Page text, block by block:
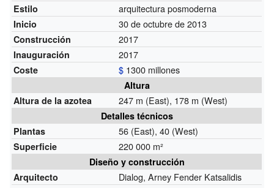
Estilo arquitectura posmoderna
Inicio 30 de octubre de 2013
Construcción 2017
Inauguración 2017
Coste $ 1300 millones
Altura
Altura de la azotea
247 m (East), 178 m (West)
Detalles técnicos
Plantas
56 (East), 40 (West)
Superficie 220 000 m²
Diseño y construcción
Arquitecto
Dialog, Arney Fender Katsalidis